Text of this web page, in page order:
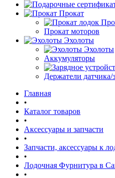
Прокат
Прокат моторов
Эхолоты
Эхолоты
Аккумуляторы
Держатели датчика/
Главная
•
Каталог товаров
•
Аксессуары и запчасти
•
Запчасти, аксессуары к
•
Лодочная Фурнитура в
•